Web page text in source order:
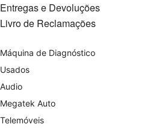
Entregas e Devoluções
Livro de Reclamações
Máquina de Diagnóstico
Usados
Audio
Megatek Auto
Telemóveis